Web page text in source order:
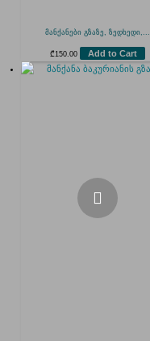
მანქანები გზაზე, ზედხედი,...
₾ 150.00 Add to Cart